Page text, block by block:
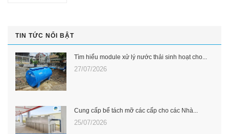
TIN TỨC NỔI BẬT
Tìm hiểu module xử lý nước thải sinh hoạt cho...
27/07/2026
Cung cấp bể tách mỡ các cấp cho các Nhà...
25/07/2026